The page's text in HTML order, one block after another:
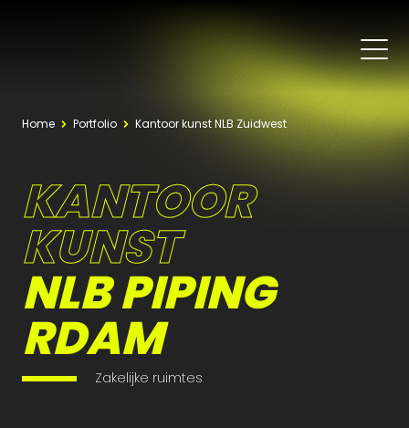
Home Portfolio Kantoor kunst NLB Zuidwest
KANTOOR
KUNST
NLB PIPING
RDAM
Zakelijke ruimtes